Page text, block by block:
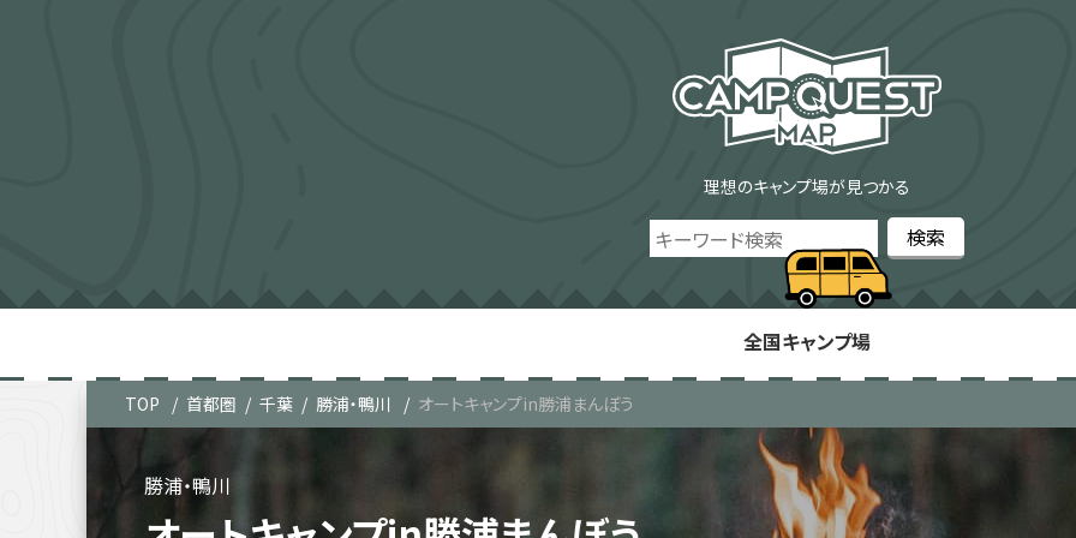
理想のキャンプ場が見つかる
全国キャンプ場
TOP 首都圏 千葉 勝浦・鴨川 オートキャンプin勝浦まんぼう
勝浦・鴨川